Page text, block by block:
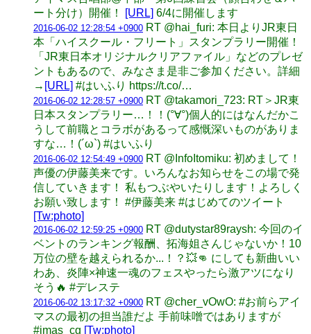
ート分け）開催！
[URL] 6/4に開催します
2016-06-02 12:28:54 +0900 RT @hai_furi: 本日よりJR東日
本「ハイスクール・フリート」スタンプラリー開催！
「JR東日本オリジナルクリアファイル」などのプレゼ
ントもあるので、みなさま是非ご参加ください。詳細
→ [URL] #はいふり https://t.co/…
2016-06-02 12:28:57 +0900 RT @takamori_723: RT＞JR東
日本スタンプラリー…！！(°∀°)個人的にはなんだかこ
うして前職とコラボがあるって感慨深いものがありま
すな…！(´ω`) #はいふり
2016-06-02 12:54:49 +0900 RT @InfoItomiku: 初めまして！
声優の伊藤美来です。いろんなお知らせをこの場で発
信していきます！ 私もつぶやいたりします！よろしく
お願い致します！ #伊藤美来 #はじめてのツイート
[Tw:photo]
2016-06-02 12:59:25 +0900 RT @dutystar89raysh: 今回のイ
ベントのランキング報酬、拓海姐さんじゃないか！10
万位の壁を越えられるか...！？💥👊 にしても新曲いい
わあ、炎陣×神速一魂のフェスやったら激アツになり
そう🔥 #デレステ
2016-06-02 13:17:32 +0900 RT @cher_vOwO: #お前らアイ
マスの最初の担当誰だよ 手前味噌ではありますが
#imas_cg [Tw:photo]